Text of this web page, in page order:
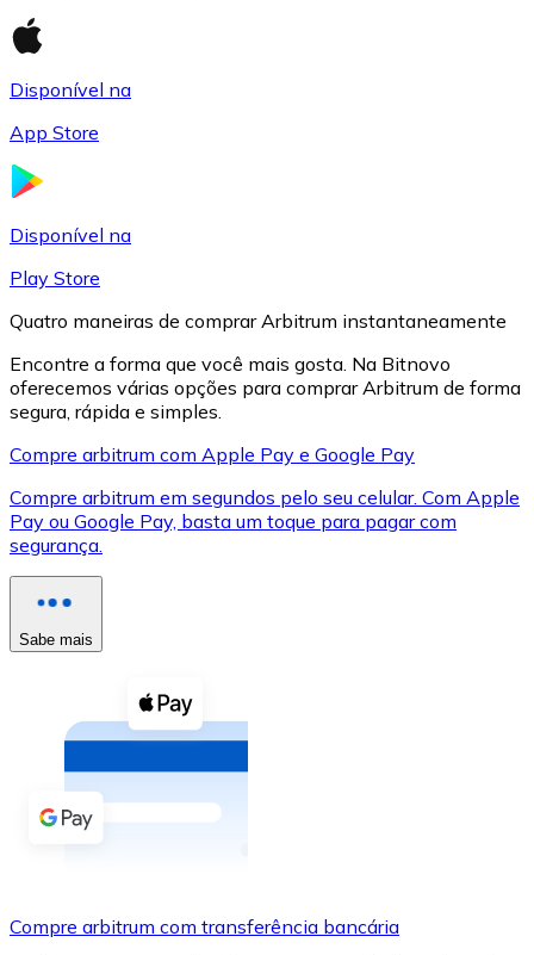
XRP
XRP
Ver tudo
Cupons cripto
Compre criptomoedas com dinheiro e outros
Comprar com dinheiro
Transferência SEPA
Disponível na
App Store
Disponível na
Play Store
Quatro maneiras de comprar Arbitrum instantaneamente
Encontre a forma que você mais gosta. Na Bitnovo
oferecemos várias opções para comprar Arbitrum de forma
segura, rápida e simples.
Compre arbitrum com Apple Pay e Google Pay
Compre arbitrum em segundos pelo seu celular. Com Apple
Pay ou Google Pay, basta um toque para pagar com
segurança.
Sabe mais
Compre arbitrum com transferência bancária